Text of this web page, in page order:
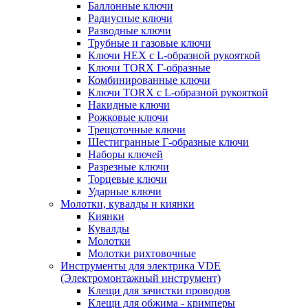
Баллонные ключи
Радиусные ключи
Разводные ключи
Трубные и газовые ключи
Ключи HEX с L-образной рукояткой
Ключи TORX Г-образные
Комбинированные ключи
Ключи TORX с L-образной рукояткой
Накидные ключи
Рожковые ключи
Трещоточные ключи
Шестигранные Г-образные ключи
Наборы ключей
Разрезные ключи
Торцевые ключи
Ударные ключи
Молотки, кувалды и киянки
Киянки
Кувалды
Молотки
Молотки рихтовочные
Инструменты для электрика VDE
(Электромонтажный инструмент)
Клещи для зачистки проводов
Клещи для обжима - кримперы